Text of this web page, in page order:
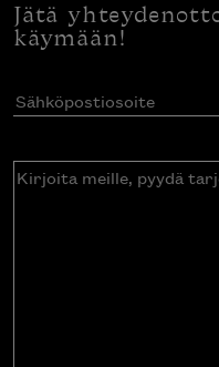
Jätä
käymään!
Sähköpostiosoite
Kirjoita